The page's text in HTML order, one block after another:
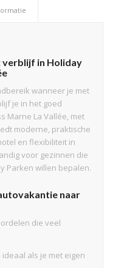
verblijf in Holiday
wanneer je met
je in het goed
Marne La Vallée, met
moderne, praktische
en flexibiliteit in
voor gezinnen die
Parken willen bepalen.
naar
die veel
als je met eigen